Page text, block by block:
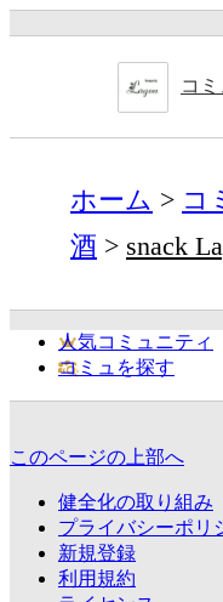
コ
ホーム コ
酒
snack
人気コミュニティ
コミュを探す
このページの上部へ
健全化の取り組み
プライバシーポリ
新規登録
利用規約